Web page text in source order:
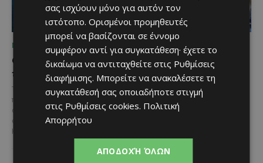
ΜΈΝΟΥΜΕ ΕΝΗΜΕΡΩΜΈΝΟΙ
Ο τουρισμός ως εθνική
υπόθεση
Του Γιάννου Πανταζή* Είναι κοινή
πεποίθηση ότι ο τουρισμός
αποτελεί μία από τις
σημαντικότερες βιομηχανίες της
Κύπρου και διαχρονικά...
ΜΈΝΟΥΜΕ ΕΝΗΜΕΡΩΜΈΝΟΙ
Ο Λευκαρίτικος τταβάς:
Η αυθεντική κυπριακή
συνταγή που περνά από
γενιά σε γενιά
κουζίνας ξεχωρίζει ο
Λευκαρίτικος τταβάς, ένα
σας ισχύουν μόνο για αυτόν τον
ιστότοπο. Ορισμένοι προμηθευτές
μπορεί να βασίζονται σε έννομο
συμφέρον αντί για συγκατάθεση· έχετε το
δικαίωμα να αντιταχθείτε στις Ρυθμίσεις
διαφήμισης. Μπορείτε να ανακαλέσετε τη
συγκατάθεσή σας οποιαδήποτε στιγμή
στις Ρυθμίσεις cookies. Πολιτική
Απορρήτου
ΑΠΟΔΟΧΉ ΌΛΩΝ